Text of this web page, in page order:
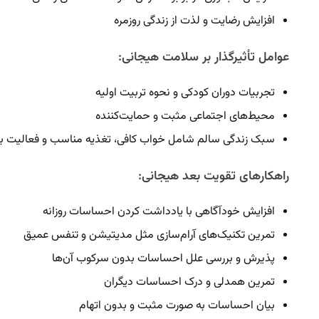
افزایش رضایت و لذت از زندگی روزمره
عوامل تأثیرگذار بر سلامت هیجانی:
تجربیات دوران کودکی و نحوه تربیت اولیه
محیط‌های اجتماعی مثبت و حمایت‌کننده
سبک زندگی سالم شامل خواب کافی، تغذیه مناسب و فعالیت
راهکارهای تقویت بعد هیجانی:
افزایش خودآگاهی با یادداشت کردن احساسات روزانه
تمرین تکنیک‌های آرام‌سازی مثل مدیتیشن و تنفس عمیق
پذیرش و بررسی علل احساسات بدون سرکوب آن‌ها
تمرین همدلی و درک احساسات دیگران
بیان احساسات به صورت مثبت و بدون اتهام